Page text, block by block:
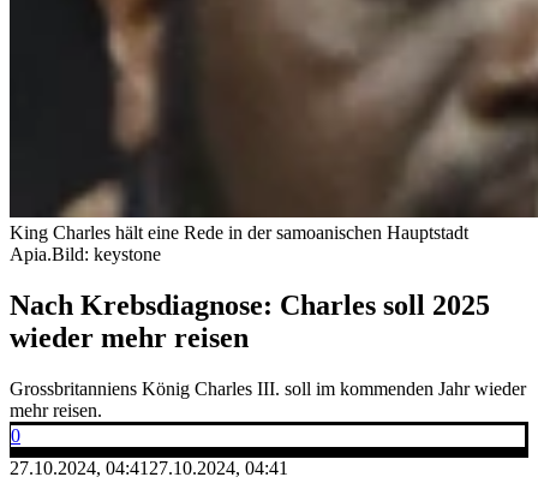
King Charles hält eine Rede in der samoanischen Hauptstadt
Apia.Bild: keystone
Nach Krebsdiagnose: Charles soll 2025
wieder mehr reisen
Grossbritanniens König Charles III. soll im kommenden Jahr wieder
mehr reisen.
0
27.10.2024, 04:41 27.10.2024, 04:41